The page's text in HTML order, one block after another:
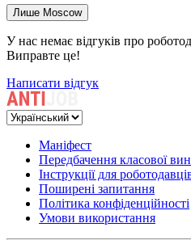
Лише Moscow
У нас немає відгуків про
Виправте це!
Написати відгук
Маніфест
Передбачення класової
Інструкції для
Поширені запитання
Політика конфіденційності
Умови використання